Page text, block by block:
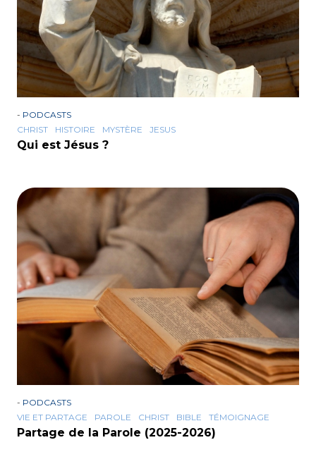
- PODCASTS
CHRIST
HISTOIRE MYSTÈRE JESUS
Qui est Jésus ?
- PODCASTS
VIE ET PARTAGE
PAROLE CHRIST BIBLE TÉMOIGNAGE
Partage de la Parole (2025-2026)